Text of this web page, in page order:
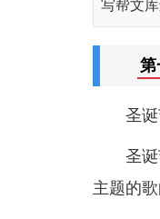
写帮文
第
圣
圣
主题的